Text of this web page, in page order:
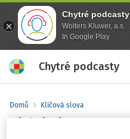
Chytré podcasty
Wolters Kluwer, a.s.
In Google Play
Chytré podcasty
Domů Klíčová slova
diskriminace